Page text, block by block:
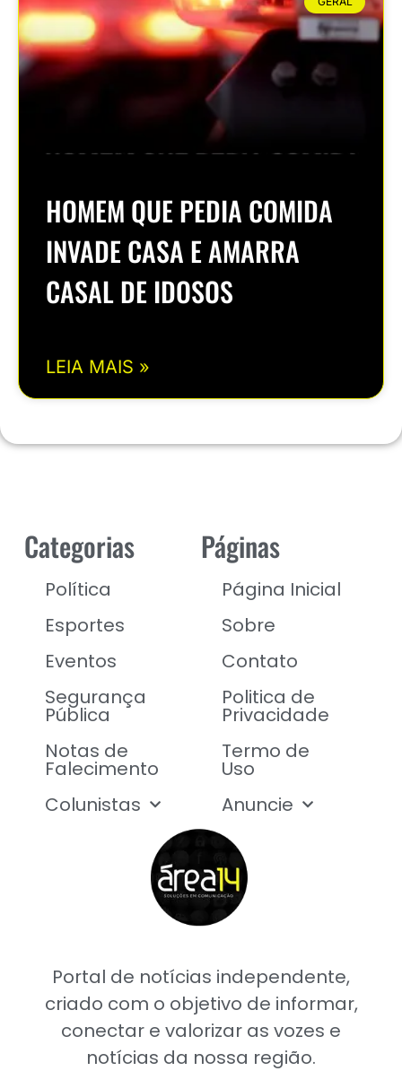
HOMEM QUE PEDIA COMIDA
INVADE CASA E AMARRA
CASAL DE IDOSOS
LEIA MAIS »
Portal de notícias independente,
criado com o objetivo de informar,
conectar e valorizar as vozes e
notícias da nossa região.
Categorias
Política
Esportes
Eventos
Segurança
Pública
Notas de
Falecimento
Colunistas
Páginas
Página Inicial
Sobre
Contato
Politica de
Privacidade
Termo de
Uso
Anuncie